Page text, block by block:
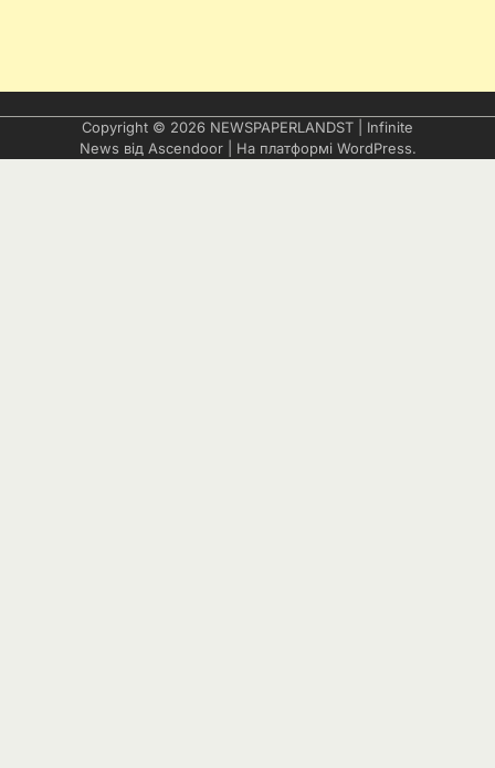
Copyright © 2026 NEWSPAPERLANDST | Infinite
News від Ascendoor| На платформі WordPress.